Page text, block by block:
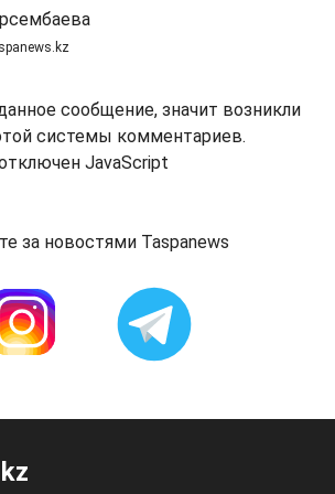
сообщение, значит возникли
системы комментариев.
JavaScript
за новостями Taspanews